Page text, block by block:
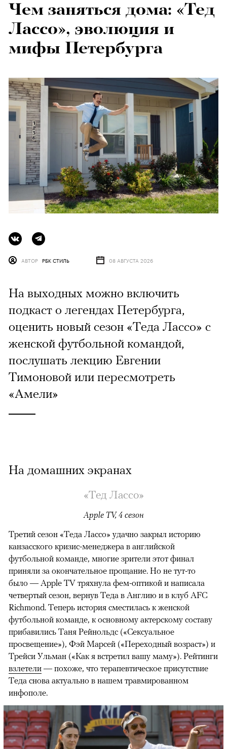
Чем заняться дома: «Тед
Лассо», эволюция и
мифы Петербурга
АВТОР РБК СТИЛЬ 08 АВГУСТА 2026
На выходных можно включить
подкаст о легендах Петербурга,
оценить новый сезон «Теда Лассо» с
женской футбольной командой,
послушать лекцию Евгении
Тимоновой или пересмотреть
«Амели»
На домашних экранах
«Тед Лассо»
Apple TV, 4 сезон
00:00 / 00:00
Третий сезон «Теда Лассо» удачно закрыл историю
канзасского кризис-менеджера в английской
футбольной команде, многие зрители этот финал
приняли за окончательное прощание. Но не тут-то
было — Apple TV тряхнула фем-оптикой и написала
четвертый сезон, вернув Теда в Англию и в клуб AFC
Richmond. Теперь история сместилась к женской
футбольной команде, к основному актерскому составу
прибавились Таня Рейнольдс («Сексуальное
просвещение»), Фэй Марсей («Переходный возраст») и
Трейси Ульман («Как я встретил вашу маму»). Рейтинги
взлетели — похоже, что терапевтическое присутствие
Теда снова актуально в нашем травмированном
инфополе.